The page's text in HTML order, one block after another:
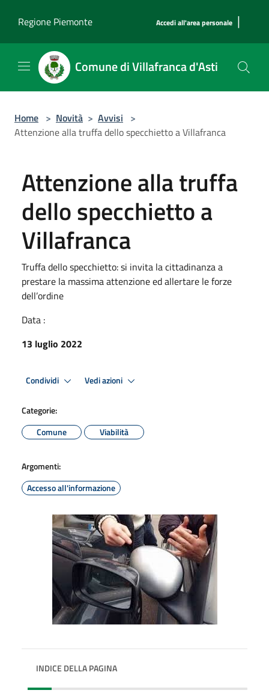
Regione Piemonte
Accedi all'area personale |
Comune di Villafranca d'Asti
Home > Novità > Avvisi >
Attenzione alla truffa dello specchietto a Villafranca
Attenzione alla truffa
dello specchietto a
Villafranca
Truffa dello specchietto: si invita la cittadinanza a
prestare la massima attenzione ed allertare le forze
dell’ordine
Data :
13 luglio 2022
Condividi Vedi azioni
Categorie:
Comune
Viabilità
Argomenti:
Accesso all'informazione
INDICE DELLA PAGINA